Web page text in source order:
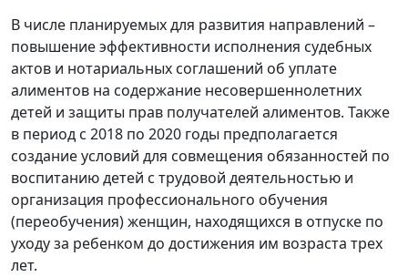
В числе планируемых для развития направлений –
повышение эффективности исполнения судебных
актов и нотариальных соглашений об уплате
алиментов на содержание несовершеннолетних
детей и защиты прав получателей алиментов. Также
в период с 2018 по 2020 годы предполагается
создание условий для совмещения обязанностей по
воспитанию детей с трудовой деятельностью и
организация профессионального обучения
(переобучения) женщин, находящихся в отпуске по
уходу за ребенком до достижения им возраста трех
лет.